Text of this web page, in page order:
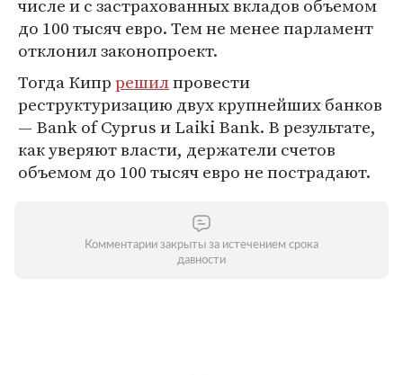
числе и с застрахованных вкладов объемом
до 100 тысяч евро. Тем не менее парламент
отклонил законопроект.
Тогда Кипррешилпровести
реструктуризацию двух крупнейших банков
— Bank of Cyprus и Laiki Bank. В результате,
как уверяют власти, держатели счетов
объемом до 100 тысяч евро не пострадают.
Комментарии закрыты за истечением срока
давности